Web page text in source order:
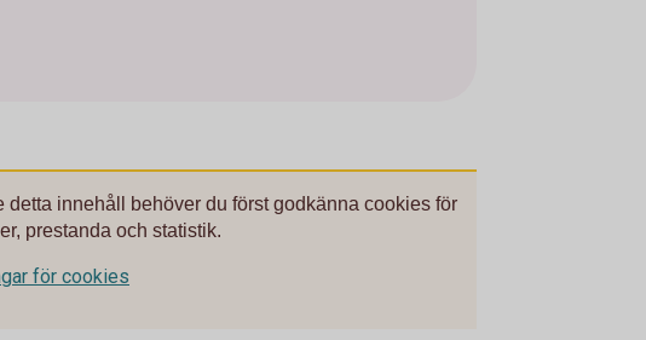
detta innehåll behöver du först godkänna cookies för
prestanda och statistik.
för cookies